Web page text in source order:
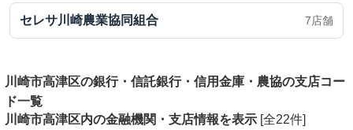
セレサ川崎農業協同組合 7店舗
川崎市高津区の銀行・信託銀行・信用金庫・農協の支店コー
ド一覧
川崎市高津区内の金融機関・支店情報を表示 [全22件]